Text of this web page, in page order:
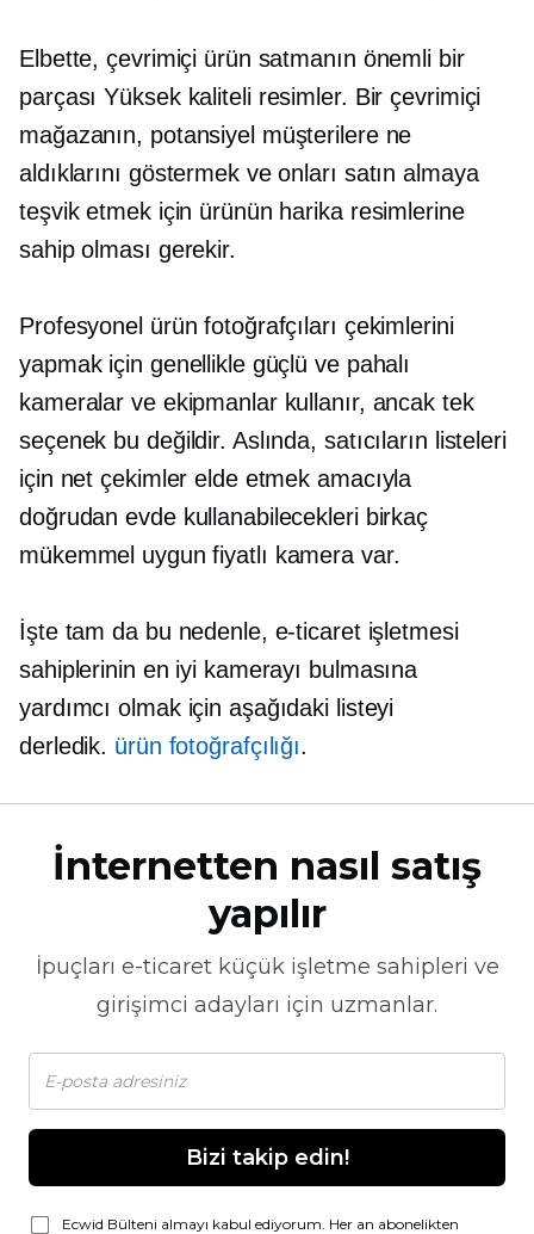
Elbette, çevrimiçi ürün satmanın önemli bir
parçasıYüksek kaliteliresimler. Bir çevrimiçi
mağazanın, potansiyel müşterilere ne
aldıklarını göstermek ve onları satın almaya
teşvik etmek için ürünün harika resimlerine
sahip olması gerekir.
Profesyonel ürün fotoğrafçıları çekimlerini
yapmak için genellikle güçlü ve pahalı
kameralar ve ekipmanlar kullanır, ancak tek
seçenek bu değildir. Aslında, satıcıların listeleri
için net çekimler elde etmek amacıyla
doğrudan evde kullanabilecekleri birkaç
mükemmel uygun fiyatlı kamera var.
İşte tam da bu nedenle, e-ticaret işletmesi
sahiplerinin en iyi kamerayı bulmasına
yardımcı olmak için aşağıdaki listeyi
derledik. ürün fotoğrafçılığı.
İnternetten nasıl satış
yapılır
İpuçları e-ticaretküçük işletme sahipleri ve
girişimci adayları için uzmanlar.
Bizi takip edin!
Ecwid Bülteni almayı kabul ediyorum. Her an abonelikten